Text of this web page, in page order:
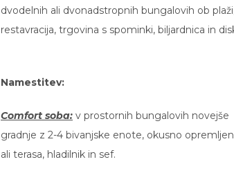
dvodelnih ali dvonadstropnih bungalovih ob
restavracija, trgovina s spominki, biljardnica in
Namestitev:
Comfort soba: v prostornih bungalovih novejše
gradnje z 2-4 bivanjske enote, okusno
ali terasa, hladilnik in sef.